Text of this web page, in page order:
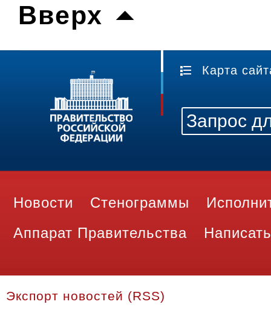
Вверх
Карта
Новости Стенограммы
Аппарат Правительства
Экспорт новостей (RSS)